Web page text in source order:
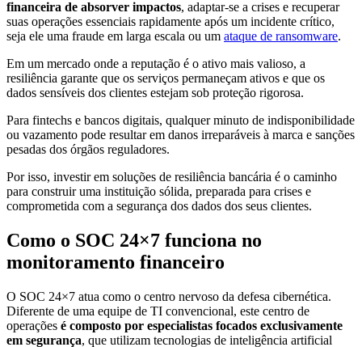
financeira de absorver impactos, adaptar-se a crises e recuperar
suas operações essenciais rapidamente após um incidente crítico,
seja ele uma fraude em larga escala ou um ataque de ransomware.
Em um mercado onde a reputação é o ativo mais valioso, a
resiliência garante que os serviços permaneçam ativos e que os
dados sensíveis dos clientes estejam sob proteção rigorosa.
Para fintechs e bancos digitais, qualquer minuto de indisponibilidade
ou vazamento pode resultar em danos irreparáveis à marca e sanções
pesadas dos órgãos reguladores.
Por isso, investir em soluções de resiliência bancária é o caminho
para construir uma instituição sólida, preparada para crises e
comprometida com a segurança dos dados dos seus clientes.
Como o SOC 24×7 funciona no
monitoramento financeiro
O SOC 24×7 atua como o centro nervoso da defesa cibernética.
Diferente de uma equipe de TI convencional, este centro de
operações é composto por especialistas focados exclusivamente
em segurança, que utilizam tecnologias de inteligência artificial